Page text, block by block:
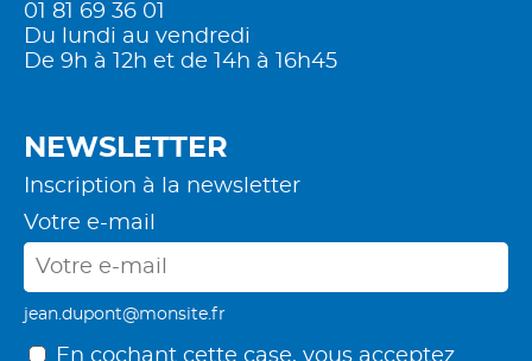
01 81 69 36 01
Du lundi au vendredi
De 9h à 12h et de 14h à 16h45
NEWSLETTER
Inscription à la newsletter
Votre e-mail
jean.dupont@monsite.fr
En cochant cette case, vous acceptez